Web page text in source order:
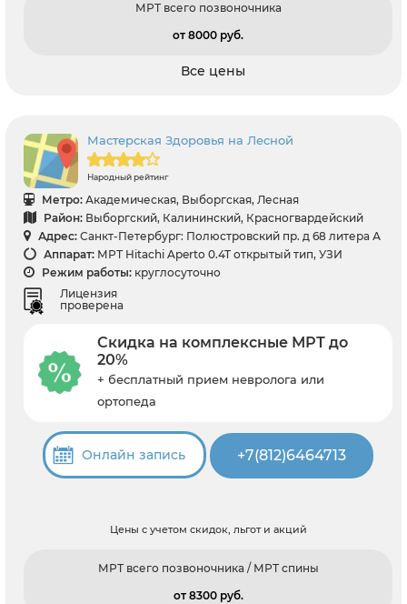
МРТ всего позвоночника
от 8000 pуб.
Все цены
Мастерская Здоровья на Лесной
Народный рейтинг
Метро: Академическая, Выборгская, Лесная
Район: Выборгский, Калининский, Красногвардейский
Адрес: Санкт-Петербург: Полюстровский пр. д 68 литера А
Аппарат: МРТ Hitachi Aperto 0.4T открытый тип, УЗИ
Режим работы: круглосуточно
Лицензия
проверена
Скидка на комплексные МРТ до
20%
+ бесплатный прием невролога или
ортопеда
Онлайн запись +7(812)6464713
Цены с учетом скидок, льгот и акций
МРТ всего позвоночника / МРТ спины
от 8300 pуб.